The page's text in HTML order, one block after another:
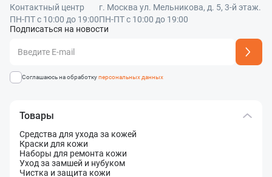
Контактный центр
ПН-ПТ с 10:00 до 19:00
г. Москва ул. Мельникова, д. 5, 3-й этаж.
ПН-ПТ с 10:00 до 19:00
Подписаться на новости
Адрес подписки успешно добавлен
Соглашаюсь на обработкуперсональных данных
Товары
Средства для ухода за кожей
Краски для кожи
Наборы для ремонта кожи
Уход за замшей и нубуком
Чистка и защита кожи